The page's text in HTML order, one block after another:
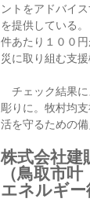
ントをアドバイ
を提供している
件あたり１００
災に取り組む支
チェック結果に
彫りに。牧村均
活を守るための
株式会社建
（鳥取市
エネルギ